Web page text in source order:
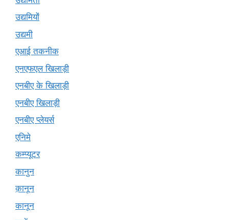
उद्यमियों
उद्यमी
एआई तकनीक
एनएफएल खिलाड़ी
एनबीए के खिलाड़ी
एनबीए खिलाड़ी
एनबीए प्लेयर्स
एनिमे
कम्प्यूटर
कानुन
क़ानून
कानून